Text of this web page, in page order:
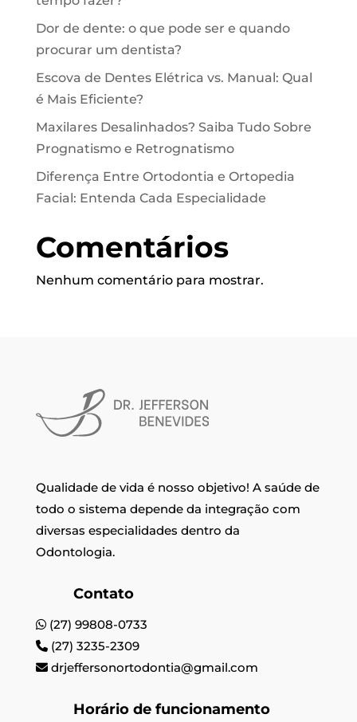
Dor de dente: o que pode ser e quando
procurar um dentista?
Escova de Dentes Elétrica vs. Manual: Qual
é Mais Eficiente?
Maxilares Desalinhados? Saiba Tudo Sobre
Prognatismo e Retrognatismo
Diferença Entre Ortodontia e Ortopedia
Facial: Entenda Cada Especialidade
Comentários
Nenhum comentário para mostrar.
Qualidade de vida é nosso objetivo! A saúde de
todo o sistema depende da integração com
diversas especialidades dentro da
Odontologia.
Contato
(27) 99808-0733
(27) 3235-2309
drjeffersonortodontia@gmail.com
Horário de funcionamento